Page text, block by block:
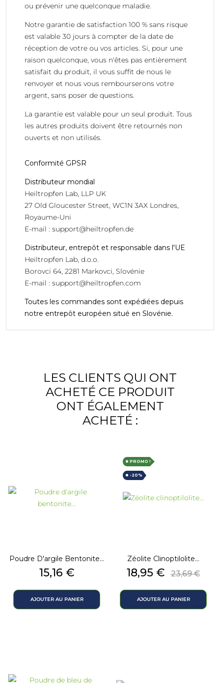
ou prévenir une quelconque maladie.
Notre garantie de satisfaction 100 % sans risque
est valable 30 jours à compter de la date de
réception de votre ou vos articles. Si, pour une
raison quelconque, vous n'êtes pas entièrement
satisfait du produit, il vous suffit de nous le
renvoyer et nous vous rembourserons votre
argent, sans poser de questions.
La garantie est valable pour un seul produit. Tous
les autres produits doivent être retournés non
ouverts et non utilisés.
Conformité GPSR
Distributeur mondial
Heiltropfen Lab, LLP UK
27 Old Gloucester Street, WC1N 3AX Londres,
Royaume-Uni
E-mail : support@heiltropfen.de
Distributeur, entrepôt et responsable dans l'UE
Heiltropfen Lab, d.o.o.
Borovci 64, 2281 Markovci, Slovénie
E-mail : support@heiltropfen.com
Toutes les commandes sont expédiées depuis
notre entrepôt européen situé en Slovénie.
LES CLIENTS QUI ONT
ACHETÉ CE PRODUIT
ONT ÉGALEMENT
ACHETÉ :
Poudre D'argile Bentonite...
Prix
15,16 €
AJOUTER AU PANIER
Zéolite Clinoptilolite...
Prix
18,95 € Prix
base
23,69 €
AJOUTER AU PANIER
PROMO !
-20%